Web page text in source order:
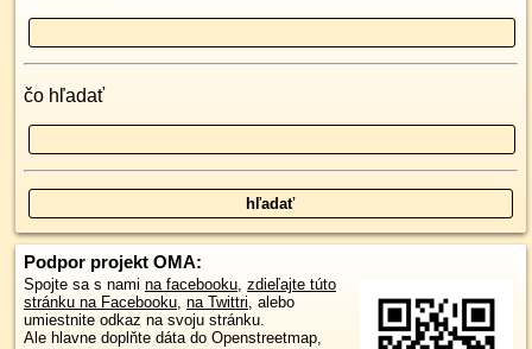
čo hľadať
Podpor projekt OMA:
Spojte sa s nami na facebooku, zdieľajte túto
stránku na Facebooku, na Twittri, alebo
umiestnite odkaz na svoju stránku.
Ale hlavne doplňte dáta do Openstreetmap,